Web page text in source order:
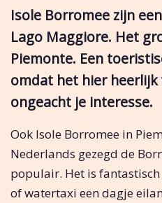
Isole Borromee zijn
Lago Maggiore. Het
Piemonte. Een
omdat het hier
ongeacht je interesse.
Ook Isole Borromee in
Nederlands gezegd de
populair. Het is
of watertaxi een dagje